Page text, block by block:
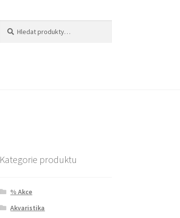
Kategorie produktu
% Akce
Akvaristika